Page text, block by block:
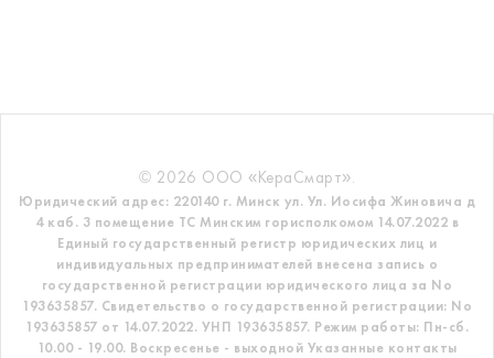
© 2026 ООО «КераСмарт».
Юридический адрес: 220140 г. Минск ул. Ул. Иосифа Жиновича д
4 каб. 3 помещение ТС Минским горисполкомом 14.07.2022 в
Единый государственный регистр юридических лиц и
индивидуальных предпринимателей внесена запись о
государственной регистрации юридического лица за No
193635857. Свидетельство о государственной регистрации: No
193635857 от 14.07.2022. УНП 193635857. Режим работы: Пн-сб.
10.00 - 19.00. Воскресенье - выходной Указанные контакты